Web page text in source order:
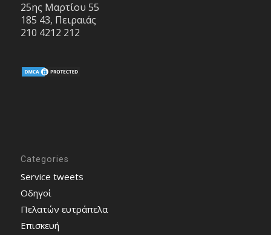
25ης Μαρτίου 55
185 43, Πειραιάς
210 4212 212
Categories
Service tweets
Οδηγοί
Πελατών ευτράπελα
Επισκευή